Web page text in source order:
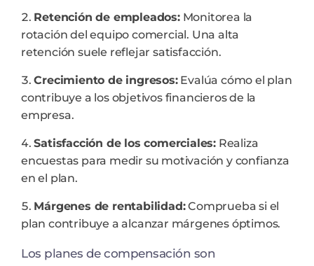
Retención de empleados:Monitorea la
rotación del equipo comercial. Una alta
retención suele reflejar satisfacción.
Crecimiento de ingresos:Evalúa cómo el plan
contribuye a los objetivos financieros de la
empresa.
Satisfacción de los comerciales: Realiza
encuestas para medir su motivación y confianza
en el plan.
Márgenes de rentabilidad:Comprueba si el
plan contribuye a alcanzar márgenes óptimos.
Los planes de compensación son